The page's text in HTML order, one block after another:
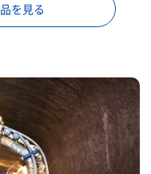
を見る